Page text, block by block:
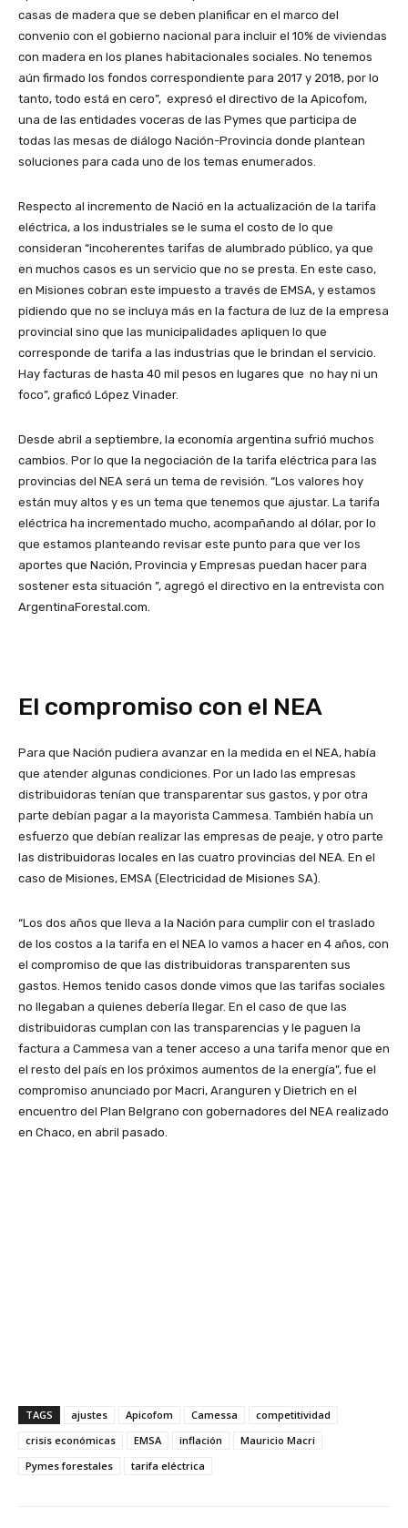
casas de madera que se deben planificar en el marco del
convenio con el gobierno nacional para incluir el 10% de viviendas
con madera en los planes habitacionales sociales. No tenemos
aún firmado los fondos correspondiente para 2017 y 2018, por lo
tanto, todo está en cero”, expresó el directivo de la Apicofom,
una de las entidades voceras de las Pymes que participa de
todas las mesas de diálogo Nación-Provincia donde plantean
soluciones para cada uno de los temas enumerados.
Respecto al incremento de Nació en la actualización de la tarifa
eléctrica, a los industriales se le suma el costo de lo que
consideran “incoherentes tarifas de alumbrado público, ya que
en muchos casos es un servicio que no se presta. En este caso,
en Misiones cobran este impuesto a través de EMSA, y estamos
pidiendo que no se incluya más en la factura de luz de la empresa
provincial sino que las municipalidades apliquen lo que
corresponde de tarifa a las industrias que le brindan el servicio.
Hay facturas de hasta 40 mil pesos en lugares que no hay ni un
foco”, graficó López Vinader.
Desde abril a septiembre, la economía argentina sufrió muchos
cambios. Por lo que la negociación de la tarifa eléctrica para las
provincias del NEA será un tema de revisión. “Los valores hoy
están muy altos y es un tema que tenemos que ajustar. La tarifa
eléctrica ha incrementado mucho, acompañando al dólar, por lo
que estamos planteando revisar este punto para que ver los
aportes que Nación, Provincia y Empresas puedan hacer para
sostener esta situación ”, agregó el directivo en la entrevista con
ArgentinaForestal.com.
El compromiso con el NEA
Para que Nación pudiera avanzar en la medida en el NEA, había
que atender algunas condiciones. Por un lado las empresas
distribuidoras tenían que transparentar sus gastos, y por otra
parte debían pagar a la mayorista Cammesa. También había un
esfuerzo que debían realizar las empresas de peaje, y otro parte
las distribuidoras locales en las cuatro provincias del NEA. En el
caso de Misiones, EMSA (Electricidad de Misiones SA).
“Los dos años que lleva a la Nación para cumplir con el traslado
de los costos a la tarifa en el NEA lo vamos a hacer en 4 años, con
el compromiso de que las distribuidoras transparenten sus
gastos. Hemos tenido casos donde vimos que las tarifas sociales
no llegaban a quienes debería llegar. En el caso de que las
distribuidoras cumplan con las transparencias y le paguen la
factura a Cammesa van a tener acceso a una tarifa menor que en
el resto del país en los próximos aumentos de la energía”, fue el
compromiso anunciado por Macri, Aranguren y Dietrich en el
encuentro del Plan Belgrano con gobernadores del NEA realizado
en Chaco, en abril pasado.
TAGS ajustes Apicofom Camessa
competitividad
crisis económicas
EMSA inflación
Mauricio Macri
Pymes forestales
tarifa eléctrica